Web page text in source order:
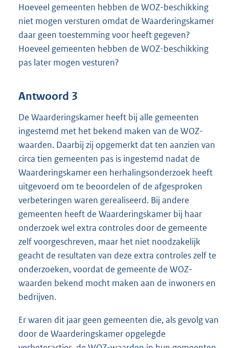
Hoeveel gemeenten hebben de WOZ-beschikking
niet mogen versturen omdat de Waarderingskamer
daar geen toestemming voor heeft gegeven?
Hoeveel gemeenten hebben de WOZ-beschikking
pas later mogen vesturen?
Antwoord 3
De Waarderingskamer heeft bij alle gemeenten
ingestemd met het bekend maken van de WOZ-
waarden. Daarbij zij opgemerkt dat ten aanzien van
circa tien gemeenten pas is ingestemd nadat de
Waarderingskamer een herhalingsonderzoek heeft
uitgevoerd om te beoordelen of de afgesproken
verbeteringen waren gerealiseerd. Bij andere
gemeenten heeft de Waarderingskamer bij haar
onderzoek wel extra controles door de gemeente
zelf voorgeschreven, maar het niet noodzakelijk
geacht de resultaten van deze extra controles zelf te
onderzoeken, voordat de gemeente de WOZ-
waarden bekend mocht maken aan de inwoners en
bedrijven.
Er waren dit jaar geen gemeenten die, als gevolg van
door de Waarderingskamer opgelegde